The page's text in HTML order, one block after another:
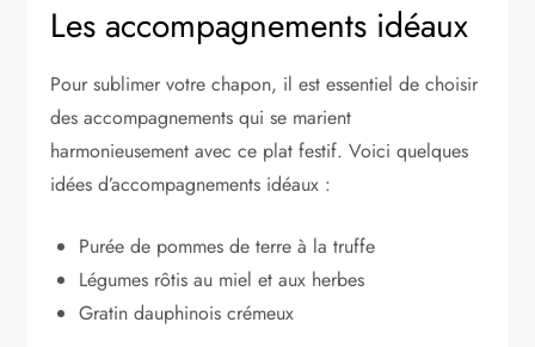
Les accompagnements idéaux
Pour sublimer votre chapon, il est essentiel de choisir
des accompagnements qui se marient
harmonieusement avec ce plat festif. Voici quelques
idées d’accompagnements idéaux :
Purée de pommes de terre à la truffe
Légumes rôtis au miel et aux herbes
Gratin dauphinois crémeux